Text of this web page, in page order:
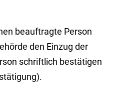
beauftragte Person
den Einzug der
schriftlich bestätigen